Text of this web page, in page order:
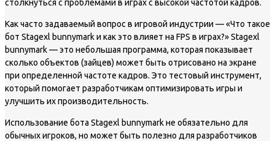
столкнуться с проблемами в играх с высокой частотой кадров.
Как часто задаваемый вопрос в игровой индустрии — «Что такое
бот Stagexl bunnymark и как это влияет на FPS в играх?» Stagexl
bunnymark — это небольшая программа, которая показывает
сколько объектов (зайцев) может быть отрисовано на экране
при определенной частоте кадров. Это тестовый инструмент,
который помогает разработчикам оптимизировать игры и
улучшить их производительность.
Использование бота Stagexl bunnymark не обязательно для
обычных игроков, но может быть полезно для разработчиков